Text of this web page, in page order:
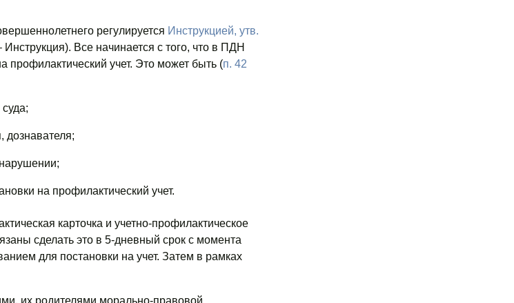
регулируется Инструкцией, утв.
Все начинается с того, что в ПДН
профилактический учет. Это может быть (п. 42
дознавателя;
на профилактический учет.
карточка и учетно-профилактическое
сделать это в 5-дневный срок с момента
для постановки на учет. Затем в рамках
их родителями морально-правовой